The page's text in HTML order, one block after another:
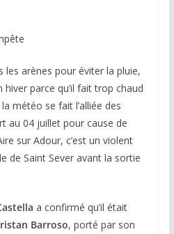
les arènes pour éviter la pluie,
parce qu’il fait trop chaud
météo se fait l’alliée des
au 04 juillet pour cause de
sur Adour, c’est un violent
de Saint Sever avant la sortie
a confirmé qu’il était
Barroso, porté par son